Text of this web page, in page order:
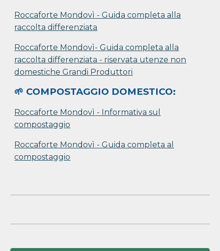
Roccaforte Mondovì - Guida completa alla
raccolta differenziata
Roccaforte Mondovì- Guida completa alla
raccolta differenziata - riservata utenze non
domestiche Grandi Produttori
🌱 COMPOSTAGGIO DOMESTICO:
Roccaforte Mondovì - Informativa sul
compostaggio
Roccaforte Mondovì - Guida completa al
compostaggio